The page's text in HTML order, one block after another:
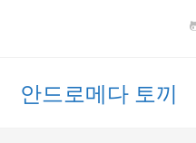
안드로메다 토끼